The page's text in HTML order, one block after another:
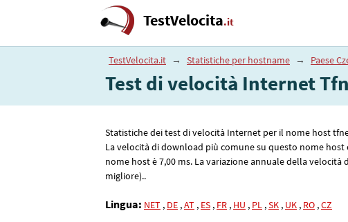
TestVelocita.it
TestVelocita.it → Statistiche per hostname → Paese
Test di velocità Internet
Statistiche dei test di velocità Internet per il nome host
La velocità di download più comune su questo nome host
nome host è 7,00 ms. La variazione annuale della velocità
migliore)..
Lingua: NET , DE ,AT , ES , FR , HU , PL ,SK , UK , RO ,CZ